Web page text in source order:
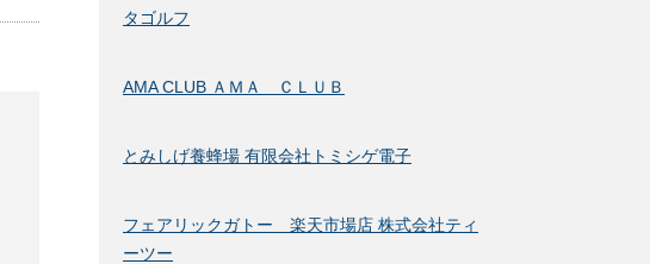
タゴルフ
AMA CLUB ＡＭＡ ＣＬＵＢ
とみしげ養蜂場 有限会社トミシゲ電子
フェアリックガトー 楽天市場店 株式会社ティ
ーツー